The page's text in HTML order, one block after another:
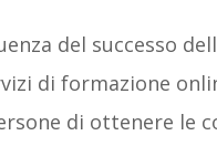
del successo
di formazione
di ottenere le